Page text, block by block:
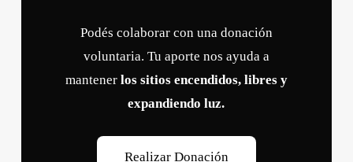
Podés colaborar con una donación
voluntaria. Tu aporte nos ayuda a
mantener los sitios encendidos, libres y
expandiendo luz.
Realizar Donación